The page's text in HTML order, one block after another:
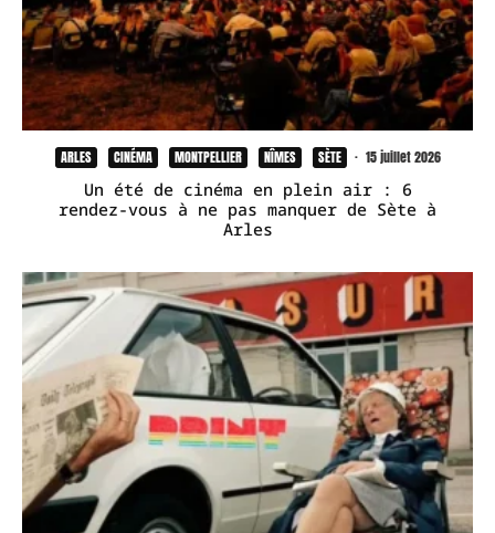
ARLES CINÉMA MONTPELLIER NÎMES SÈTE · 15 juillet 2026
Un été de cinéma en plein air : 6
rendez-vous à ne pas manquer de Sète à
Arles